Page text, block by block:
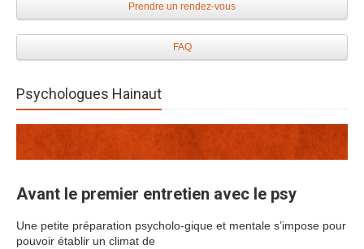
Prendre un rendez-vous
FAQ
Psychologues Hainaut
Avant le premier entretien avec le psy
Une petite préparation psycholo-gique et mentale s’impose pour
pouvoir établir un climat de